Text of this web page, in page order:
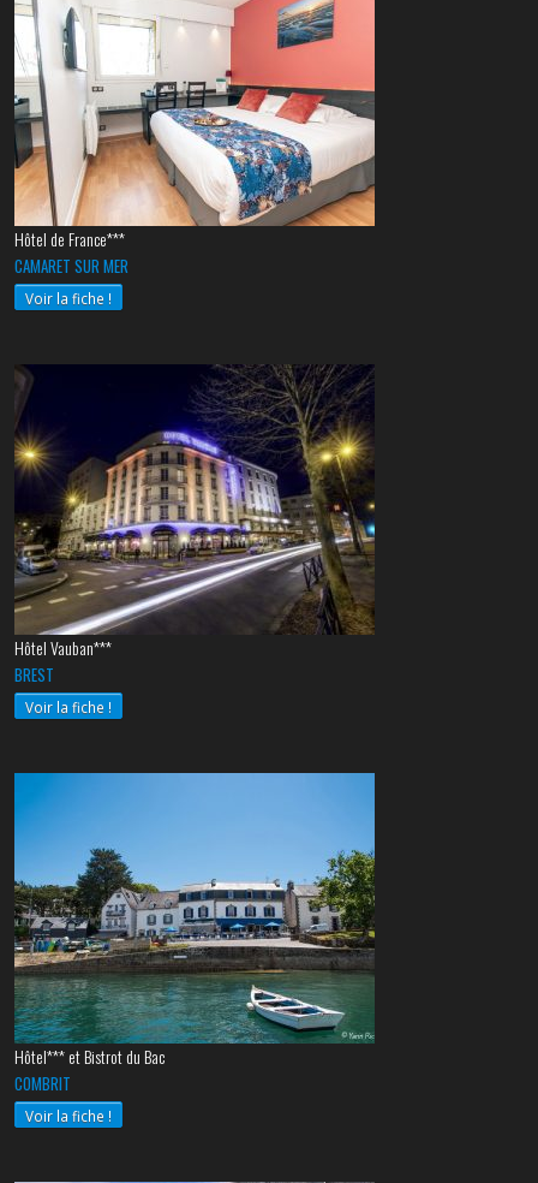
Hôtel de France***
CAMARET SUR MER
Voir la fiche !
Hôtel Vauban***
BREST
Voir la fiche !
Hôtel*** et Bistrot du Bac
COMBRIT
Voir la fiche !